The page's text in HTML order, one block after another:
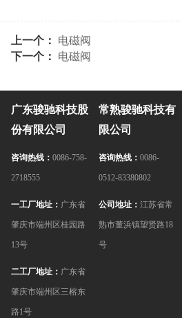
上一个： 电磁阀
下一个： 电磁阀
广东骏驰科技股
份有限公司
咨询热线： 0086-758-
2718555
一工厂地址： 广东省
肇庆市端州区桂园路
13号
二工厂地址： 广东省
肇庆市端州区三榕东
路1号
常熟骏驰科技有
限公司
咨询热线： 0086-
0512-83380802
公司地址： 江苏省常
熟市董浜镇望贤路18
号